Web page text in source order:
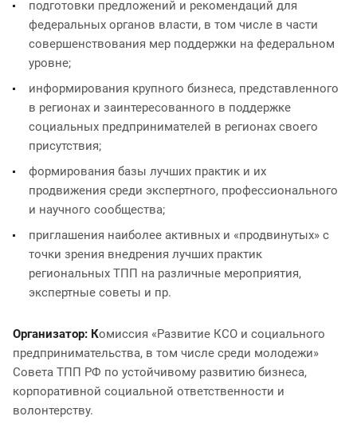
подготовки предложений и рекомендаций для
федеральных органов власти, в том числе в части
совершенствования мер поддержки на федеральном
уровне;
информирования крупного бизнеса, представленного
в регионах и заинтересованного в поддержке
социальных предпринимателей в регионах своего
присутствия;
формирования базы лучших практик и их
продвижения среди экспертного, профессионального
и научного сообщества;
приглашения наиболее активных и «продвинутых» с
точки зрения внедрения лучших практик
региональных ТПП на различные мероприятия,
экспертные советы и пр.
Организатор: Комиссия «Развитие КСО и социального
предпринимательства, в том числе среди молодежи»
Совета ТПП РФ по устойчивому развитию бизнеса,
корпоративной социальной ответственности и
волонтерству.